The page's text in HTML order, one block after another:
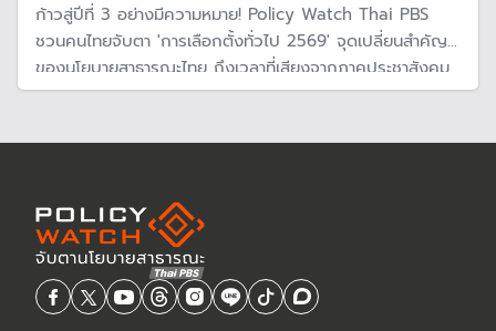
ก้าวสู่ปีที่ 3 อย่างมีความหมาย! Policy Watch Thai PBS
ชวนคนไทยจับตา 'การเลือกตั้งทั่วไป 2569' จุดเปลี่ยนสำคัญ
ของนโยบายสาธารณะไทย ถึงเวลาที่เสียงจากภาคประชาสังคม
จะส่งตรงถึงรัฐบาลชุดใหม่ พบกันในมหกรรม Policy Watch